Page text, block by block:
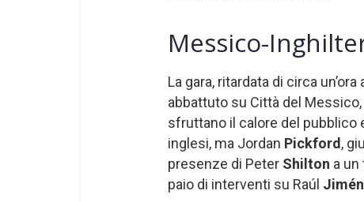
Messico-
La gara, ritardata di circa
abbattuto su Città del
sfruttano il calore del pubblico
inglesi, ma Jordan Pickford ,
presenze di Peter Shilton a
paio di interventi su Raúl